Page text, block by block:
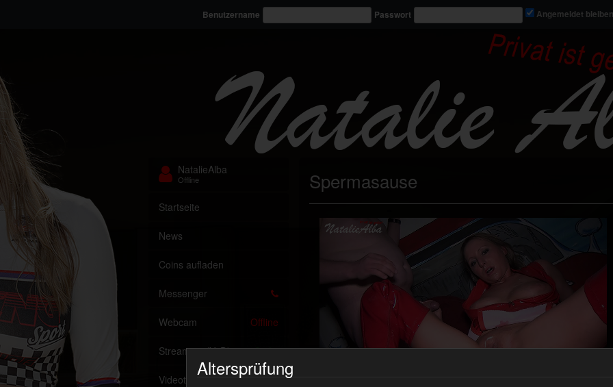
Benutzername Passwort Angemeldet bleiben
NatalieAlba
Offline
Startseite
News
Coins aufladen
Messenger
Webcam Offline
Streaming (VoD) OnAir
Videothek
Spermasause
Altersprüfung